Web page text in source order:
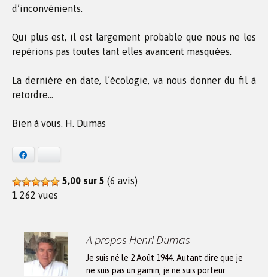
d’inconvénients.
Qui plus est, il est largement probable que nous ne les
repérions pas toutes tant elles avancent masquées.
La dernière en date, l’écologie, va nous donner du fil à
retordre…
Bien à vous. H. Dumas
5,00 sur 5 (6 avis)
1 262 vues
A propos Henri Dumas
Je suis né le 2 Août 1944. Autant dire que je
ne suis pas un gamin, je ne suis porteur